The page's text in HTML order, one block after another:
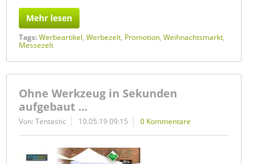
Mehr lesen
Tags:Werbeartikel, Werbezelt, Promotion, Weihnachtsmarkt,
Messezelt
Ohne Werkzeug in Sekunden
aufgebaut ...
Von: Tentastic 10.05.19 09:15 0 Kommentare